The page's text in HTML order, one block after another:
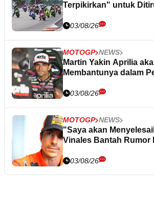
Terpikirkan" untuk
03/08/26
MOTOGP NEWS
Martin Yakin Aprilia
Membantunya dalam
03/08/26
MOTOGP NEWS
"Saya akan
Vinales Bantah Rumor
03/08/26